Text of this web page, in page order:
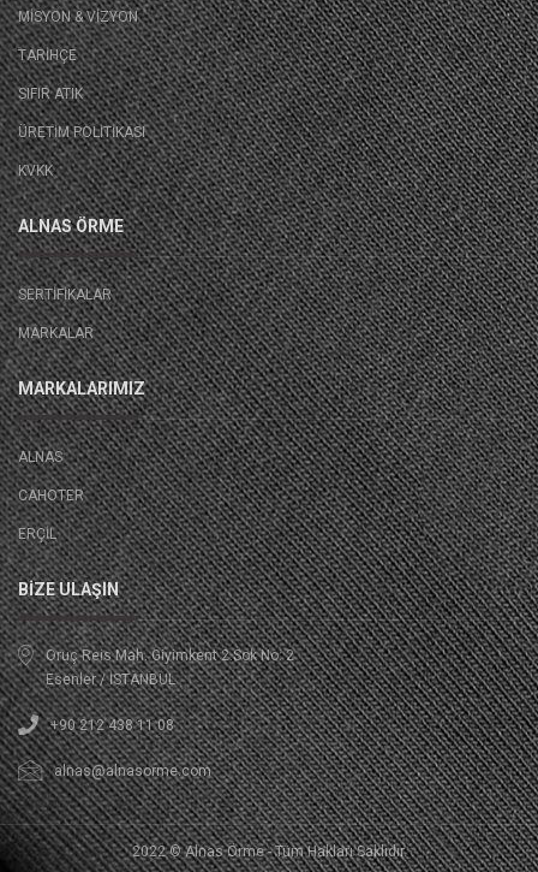
MISYON & VIZYON
TARIHÇE
SIFIR ATIK
ÜRETIM POLITIKASI
KVKK
ALNAS ÖRME
SERTIFIKALAR
MARKALAR
MARKALARIMIZ
ALNAS
CAHOTER
ERÇIL
BIZE ULAŞIN
Oruç Reis Mah. Giyimkent 2.Sok No: 2
Esenler / İSTANBUL
+90 212 438 11 08
alnas@alnasorme.com
2022 © Alnas Örme - Tüm Hakları Saklıdır.